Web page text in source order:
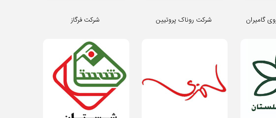
شرکت فرگاز شرکت روناک پروتیین گامیران